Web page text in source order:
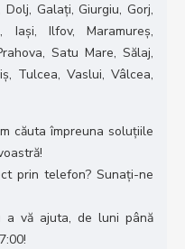
Galați, Giurgiu, Gorj,
Iași, Ilfov, Maramureș,
Satu Mare, Sălaj,
Tulcea, Vaslui, Vâlcea,
căuta împreuna soluțiile
prin telefon? Sunați-ne
a vă ajuta, de luni până